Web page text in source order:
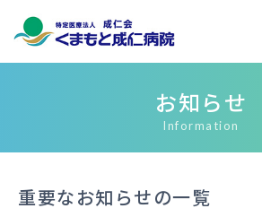
お知らせ
Information
重要なお知らせの一覧